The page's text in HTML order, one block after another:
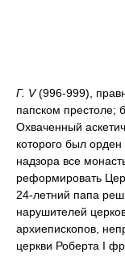
Г. V(996-999),
папском престоле;
Охваченный
которого был
надзора все
реформировать
24-летний папа
нарушителей
архиепископов,
церкви Роберта I